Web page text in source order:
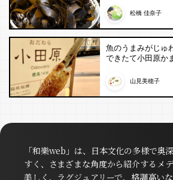
松橋 佳奈子
魚のうまみがじゅ
できたて小田原か
山見美穂子
「和樂web」は、日本文化の多様で奥
すく、さまざまな角度から紹介するメデ
美しく、ラグジュアリーで、格調高い